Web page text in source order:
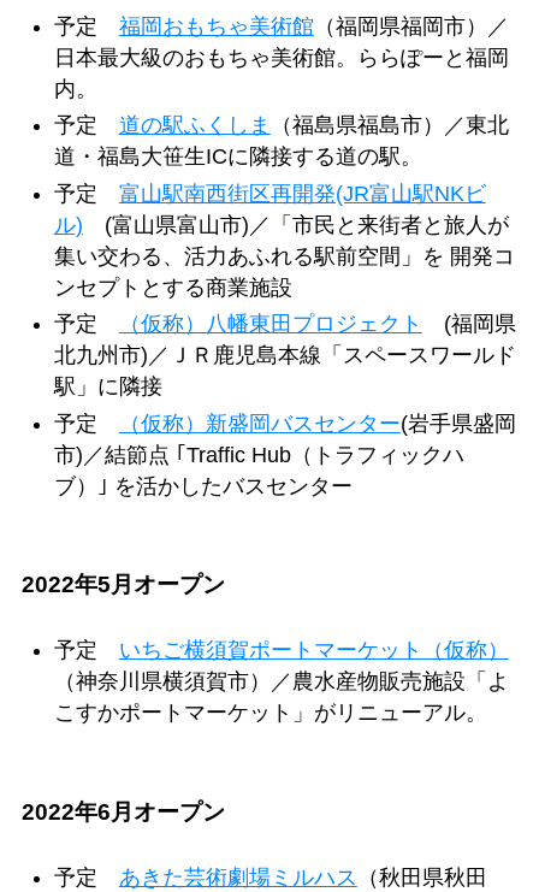
予定 福岡おもちゃ美術館（福岡県福岡市）／
日本最大級のおもちゃ美術館。ららぽーと福岡
内。
予定 道の駅ふくしま
（福島県福島市）／東北
道・福島大笹生ICに隣接する道の駅。
予定 富山駅南西街区再開発(JR富山駅NKビ
ル) (富山県富山市)／「市民と来街者と旅人が
集い交わる、活力あふれる駅前空間」を 開発コ
ンセプトとする商業施設
予定
（仮称）八幡東田プロジェクト
(福岡県
北九州市)／ＪＲ鹿児島本線「スペースワールド
駅」に隣接
予定
（仮称）新盛岡バスセンター(岩手県盛岡
市)／結節点 ｢Traffic Hub（トラフィックハ
ブ）｣ を活かしたバスセンター
2022年5月オープン
予定 いちご横須賀ポートマーケット（仮称）
（神奈川県横須賀市）／農水産物販売施設「よ
こすかポートマーケット」がリニューアル。
2022年6月オープン
予定 あきた芸術劇場ミルハス （秋田県秋田